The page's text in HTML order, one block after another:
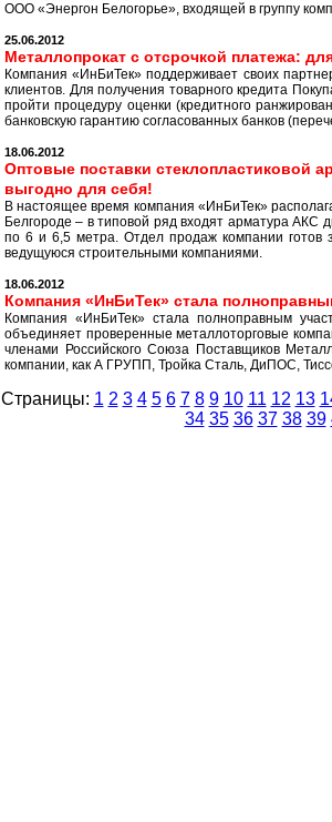
ООО «Энергон Белогорье», входящей в группу
25.06.2012
Металлопрокат с отсрочкой платежа:
Компания «ИнБиТек» поддерживает своих
клиентов. Для получения товарного кредита
пройти процедуру оценки (кредитного
банковскую гарантию согласованных банков
18.06.2012
Оптовые поставки стеклопластиковой
выгодно для себя!
В настоящее время компания «ИнБиТек»
Белгороде – в типовой ряд входят арматура АКС
по 6 и 6,5 метра. Отдел продаж компании готов
ведущуюся строительными компаниями.
18.06.2012
Компания «ИнБиТек» стала
Компания «ИнБиТек» стала полноправным
объединяет проверенные металлоторговые
членами Российского Союза Поставщиков
компании, как А ГРУПП, Тройка Сталь, ДиПОС,
Страницы: 1 2 3 4 5 6 7 8 9 10 11 12 13
34 35 36 37 38 39